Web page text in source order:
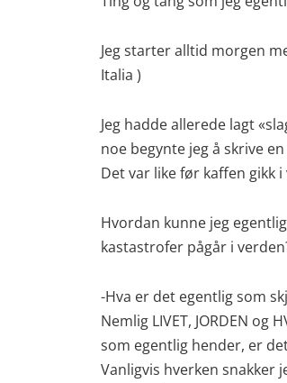
Jeg starter alltid morgen
Italia )
Jeg hadde allerede lagt
noe begynte jeg å skrive
Det var like før kaffen gikk
Hvordan kunne jeg
kastastrofer pågår i
-Hva er det egentlig som
Nemlig LIVET, JORDEN
som egentlig hender, er
Vanligvis hverken snakker